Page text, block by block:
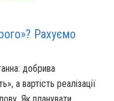
Рахуємо
добрива
а вартість реалізації